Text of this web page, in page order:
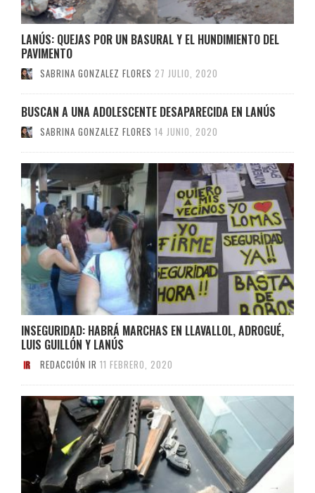
LANÚS: QUEJAS POR UN BASURAL Y EL HUNDIMIENTO DEL
PAVIMENTO
SABRINA GONZALEZ FLORES 27 JULIO, 2020
BUSCAN A UNA ADOLESCENTE DESAPARECIDA EN LANÚS
SABRINA GONZALEZ FLORES 14 JUNIO, 2020
INSEGURIDAD: HABRÁ MARCHAS EN LLAVALLOL, ADROGUÉ,
LUIS GUILLÓN Y LANÚS
REDACCIÓN IR 11 FEBRERO, 2020